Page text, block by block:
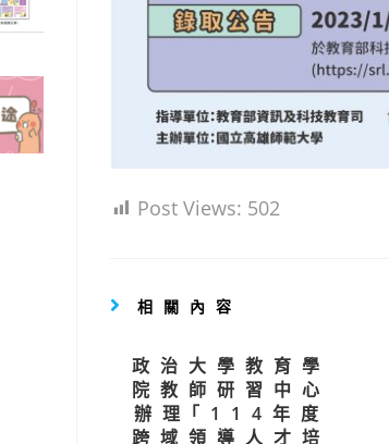
Post Views: 502
相關內容
政治大學教育學
院教師研習中心
辦理｢114年度
跨域領導人才培